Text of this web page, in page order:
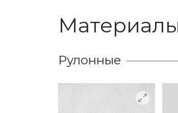
Рулонные